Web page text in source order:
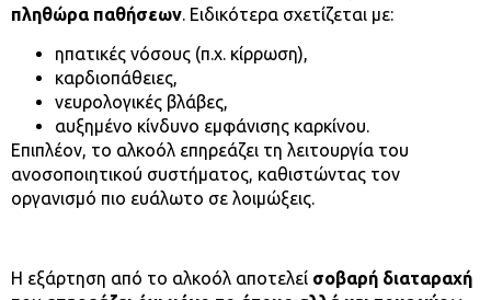
πληθώρα παθήσεων. Ειδικότερα σχετίζεται με:
ηπατικές νόσους (π.χ. κίρρωση),
καρδιοπάθειες,
νευρολογικές βλάβες,
αυξημένο κίνδυνο εμφάνισης καρκίνου.
Επιπλέον, το αλκοόλ επηρεάζει τη λειτουργία του
ανοσοποιητικού συστήματος, καθιστώντας τον
οργανισμό πιο ευάλωτο σε λοιμώξεις.
Η εξάρτηση από το αλκοόλ αποτελεί σοβαρή διαταραχή